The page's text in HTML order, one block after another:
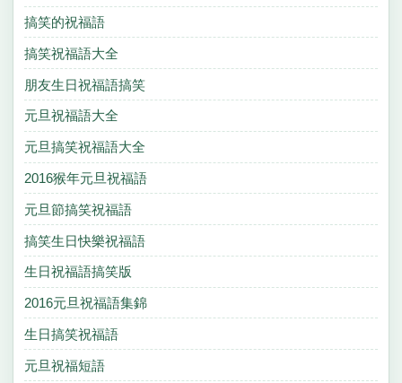
搞笑的祝福語
搞笑祝福語大全
朋友生日祝福語搞笑
元旦祝福語大全
元旦搞笑祝福語大全
2016猴年元旦祝福語
元旦節搞笑祝福語
搞笑生日快樂祝福語
生日祝福語搞笑版
2016元旦祝福語集錦
生日搞笑祝福語
元旦祝福短語